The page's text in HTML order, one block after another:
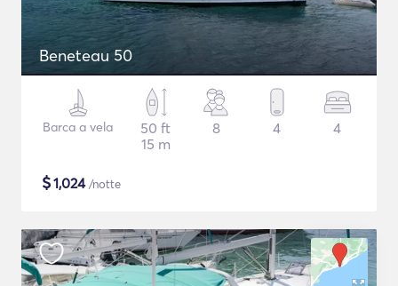
Beneteau 50
Barca a vela
50 ft
15 m
8 4 4
$1,024/notte